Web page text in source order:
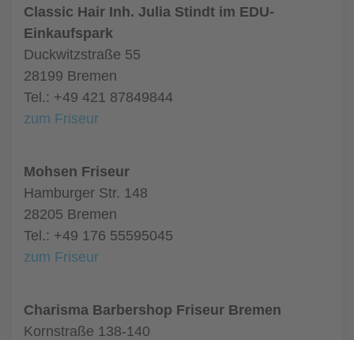
Classic Hair Inh. Julia Stindt im EDU-
Einkaufspark
Duckwitzstraße 55
28199 Bremen
Tel.: +49 421 87849844
zum Friseur
Mohsen Friseur
Hamburger Str. 148
28205 Bremen
Tel.: +49 176 55595045
zum Friseur
Charisma Barbershop Friseur Bremen
Kornstraße 138-140